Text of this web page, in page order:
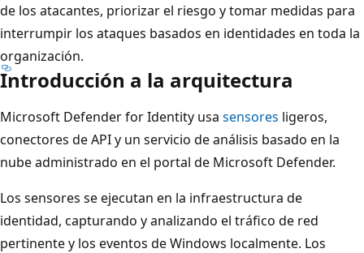
de los atacantes, priorizar el riesgo y tomar medidas para
interrumpir los ataques basados en identidades en toda la
organización.
Introducción a la arquitectura
Microsoft Defender for Identity usa sensores ligeros,
conectores de API y un servicio de análisis basado en la
nube administrado en el portal de Microsoft Defender.
Los sensores se ejecutan en la infraestructura de
identidad, capturando y analizando el tráfico de red
pertinente y los eventos de Windows localmente. Los